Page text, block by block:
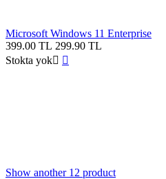
Microsoft Windows 11 Enterprise
399.00 TL 299.90 TL
Stokta yok 
Show another 12 product